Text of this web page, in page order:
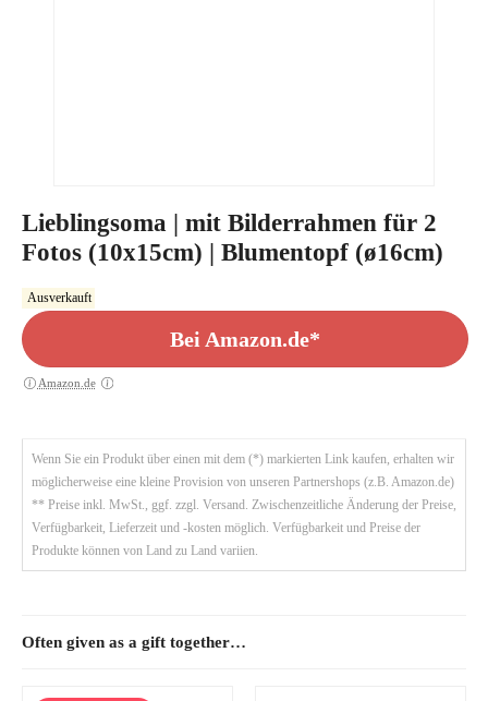
Lieblingsoma | mit Bilderrahmen für 2
Fotos (10x15cm) | Blumentopf (ø16cm)
Ausverkauft
Bei Amazon.de*
Amazon.de
Wenn Sie ein Produkt über einen mit dem (*) markierten Link kaufen, erhalten wir
möglicherweise eine kleine Provision von unseren Partnershops (z.B. Amazon.de)
** Preise inkl. MwSt., ggf. zzgl. Versand. Zwischenzeitliche Änderung der Preise,
Verfügbarkeit, Lieferzeit und -kosten möglich. Verfügbarkeit und Preise der
Produkte können von Land zu Land variien.
Often given as a gift together…